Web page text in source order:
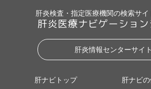
肝炎検査・指定医療機関の検索サイ
肝炎医療ナビゲーショ
肝炎情報センターサイト
肝ナビトップ 肝ナビ